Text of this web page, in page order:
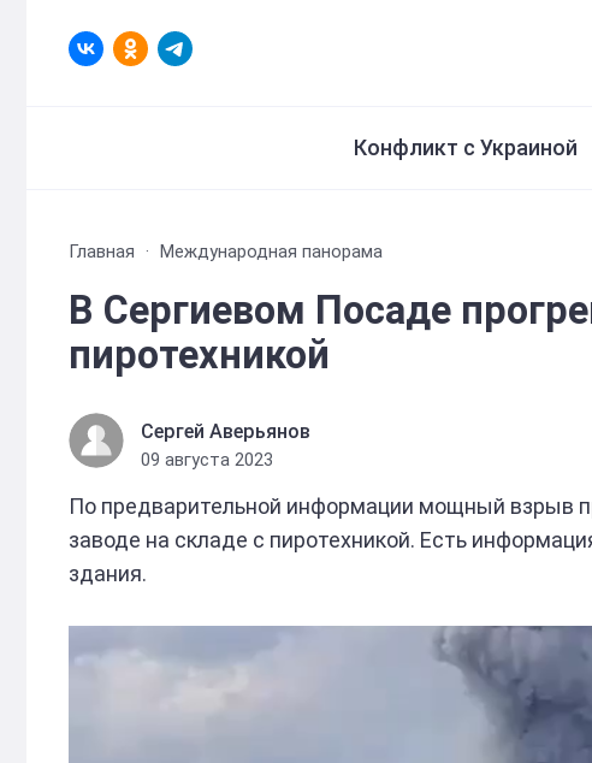
Конфликт с Украиной
Главная Международная панорама
В Сергиевом Посаде
пиротехникой
Сергей Аверьянов
09 августа 2023
По предварительной информации мощный взрыв
заводе на складе с пиротехникой. Есть
здания.